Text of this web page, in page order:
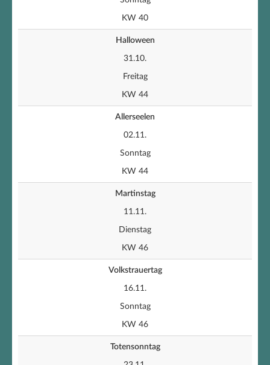
KW 40
Halloween
31.10.
Freitag
KW 44
Allerseelen
02.11.
Sonntag
KW 44
Martinstag
11.11.
Dienstag
KW 46
Volkstrauertag
16.11.
Sonntag
KW 46
Totensonntag